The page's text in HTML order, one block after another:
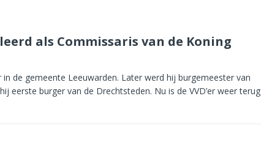
als Commissaris van de Koning
de gemeente Leeuwarden. Later werd hij burgemeester van
eerste burger van de Drechtsteden. Nu is de VVD’er weer terug